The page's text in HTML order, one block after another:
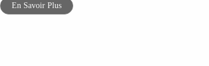
En Savoir Plus